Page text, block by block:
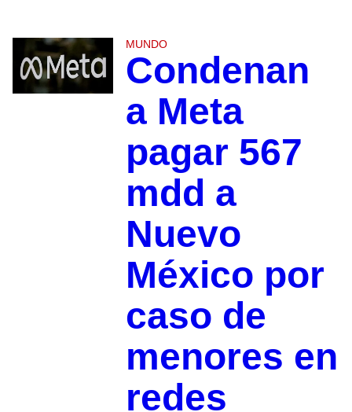
MUNDO
Condenan
a Meta
pagar 567
mdd a
Nuevo
México por
caso de
menores en
redes